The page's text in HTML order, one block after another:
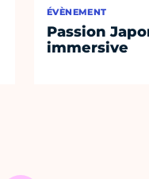
ÉVÈNEMENT
Passion
immersive